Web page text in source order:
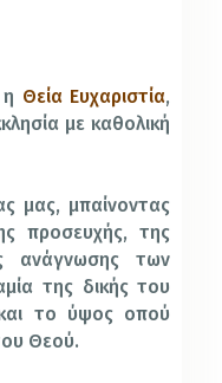
Θεία Ευχαριστία,
με καθολική
μας, μπαίνοντας
προσευχής, της
ανάγνωσης των
της δικής του
το ύψος οπού
Θεού.